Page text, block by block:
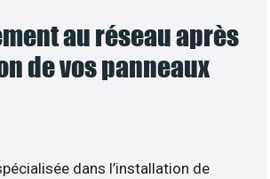
au réseau après
de vos panneaux
dans l’installation de